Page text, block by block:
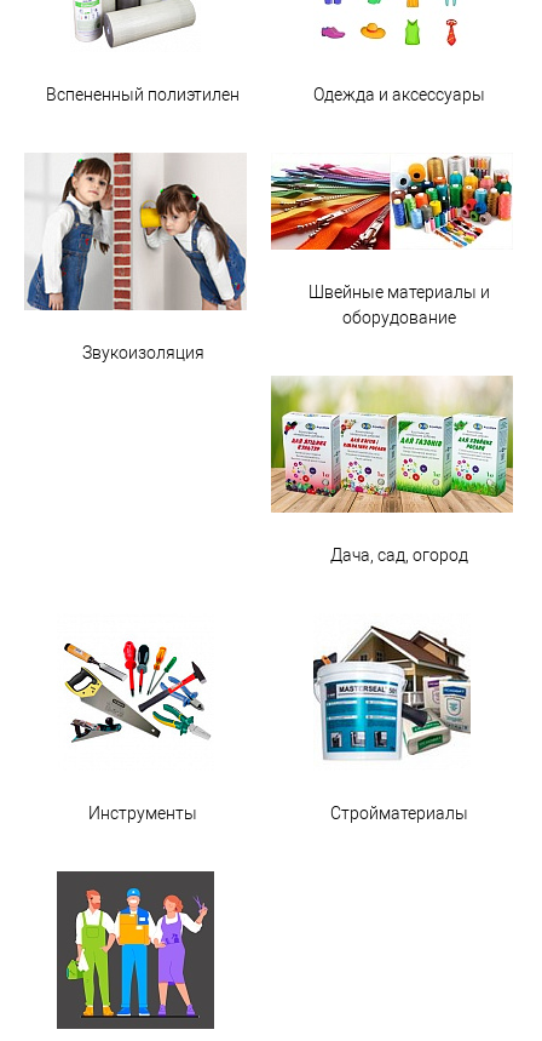
Вспененный полиэтилен Одежда и аксессуары
Звукоизоляция
Швейные материалы и
оборудование
Дача, сад, огород
Инструменты Стройматериалы